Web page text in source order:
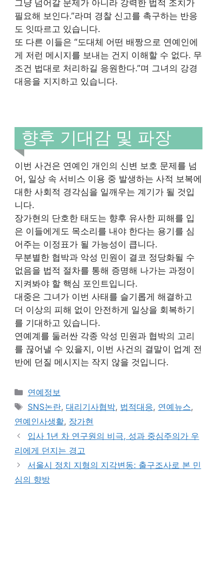
그냥 넘어갈 문제가 아니라 강력한 법적 조치가
필요해 보인다.”라며 경찰 신고를 촉구하는 반응
도 잇따르고 있습니다.
또 다른 이들은 “도대체 어떤 배짱으로 연예인에
게 저런 메시지를 보내는 건지 이해할 수 없다. 무
조건 법대로 처리하길 응원한다.”며 그녀의 강경
대응을 지지하고 있습니다.
향후 기대감 및 파장
이번 사건은 연예인 개인의 신변 보호 문제를 넘
어, 일상 속 서비스 이용 중 발생하는 사적 보복에
대한 사회적 경각심을 일깨우는 계기가 될 것입
니다.
장가현의 단호한 태도는 향후 유사한 피해를 입
은 이들에게도 목소리를 내야 한다는 용기를 심
어주는 이정표가 될 가능성이 큽니다.
무분별한 협박과 악성 민원이 결코 정당화될 수
없음을 법적 절차를 통해 증명해 나가는 과정이
지켜봐야 할 핵심 포인트입니다.
대중은 그녀가 이번 사태를 슬기롭게 해결하고
더 이상의 피해 없이 안전하게 일상을 회복하기
를 기대하고 있습니다.
연예계를 둘러싼 각종 악성 민원과 협박의 고리
를 끊어낼 수 있을지, 이번 사건의 결말이 업계 전
반에 던질 메시지는 작지 않을 것입니다.
Categories
연예정보
Tags
SNS논란,대리기사협박, 법적대응, 연예뉴스,
연예인사생활, 장가현
입사 1년 차 연구원의 비극, 성과 중심주의가 우
리에게 던지는 경고
서울시 정치 지형의 지각변동: 출구조사로 본 민
심의 향방